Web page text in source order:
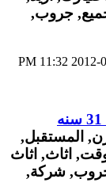
11:32 PM